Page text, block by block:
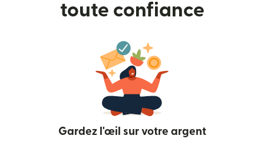
toute confiance
Gardez l'œil sur votre argent